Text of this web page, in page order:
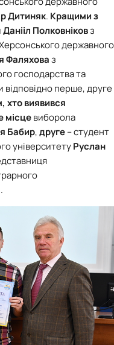
Дитиняк. Кращими з
Данііл Полковніковз
державного
Фаляховаз
господарства та
відповідноперше,друге
хто виявився
місцевиборола
Бабир,друге– студент
університетуРуслан
.